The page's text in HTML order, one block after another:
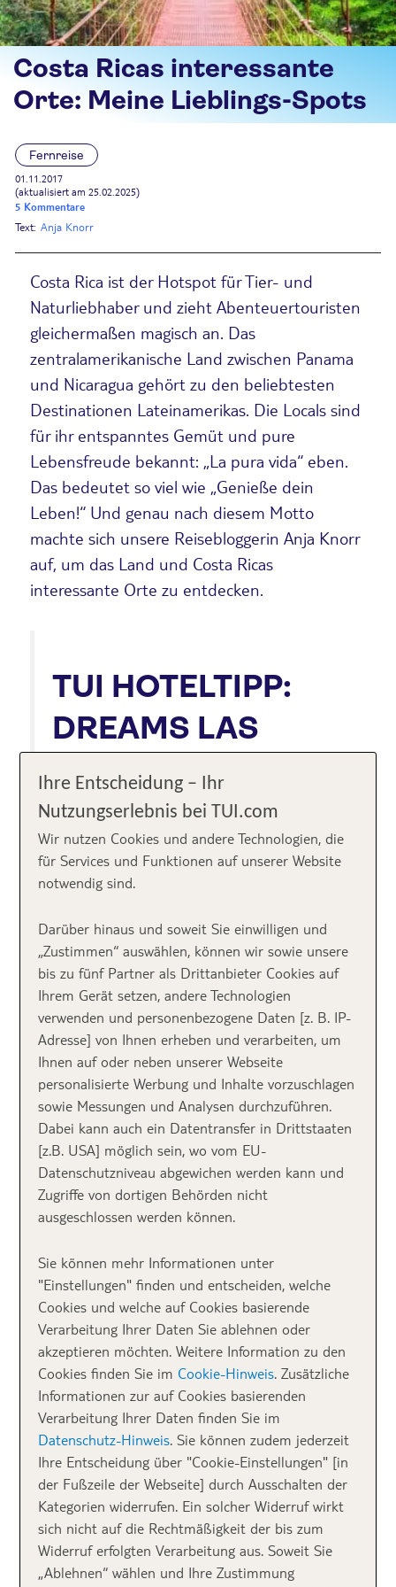
Costa Ricas interessante
Orte: Meine Lieblings-Spots
Fernreise
01.11.2017
(aktualisiert am 25.02.2025)
5 Kommentare
Text: Anja Knorr
Costa Rica ist der Hotspot für Tier- und
Naturliebhaber und zieht Abenteuertouristen
gleichermaßen magisch an. Das
zentralamerikanische Land zwischen Panama
und Nicaragua gehört zu den beliebtesten
Destinationen Lateinamerikas. Die Locals sind
für ihr entspanntes Gemüt und pure
Lebensfreude bekannt: „La pura vida“ eben.
Das bedeutet so viel wie „Genieße dein
Leben!“ Und genau nach diesem Motto
machte sich unsere Reisebloggerin Anja Knorr
auf, um das Land und Costa Ricas
interessante Orte zu entdecken.
TUI HOTELTIPP:
DREAMS LAS
MAREAS COSTA
RICA
86% Weiterempfehlung, direkte Lage am
Sandstrand, inmitten von Natur gelegen, 4
Pools und 5 Restaurants: Das ist das 5-Sterne
Dreams Las Mareas in Costa Rica, La Cruz, das
sich bestens für eine Rundreise durch das Land
anbietet. Luxus pur: Einige Zimmer haben eine
Badewanne auf dem Balkon, andere bieten
einen direkten Zugang zum Pool.
►Mehr Infos zum Hotel
Costa Ricagilt als Schweiz Mittelamerikas und blieb
in der Vergangenheit von den sozialen Unruhen,
Bürgerkriegen und Diktaturen seiner Nachbarländer
verschont. Seit Jahrzehnten macht das Land
eigentlich nur Schlagzeilen als sicheres und stabiles
Reiseland, das voll und ganz auf den Ökotourismus
setzt. So steht ein Drittel der Landesfläche unter
Naturschutz und mehr als fünfzig Prozent Costa
Ricas sind bewaldet. Das sind ganz schon
beeindruckende Zahlen für ein so kleines Land.
Bei meiner Reise nach Costa Rica nahm ich genau
diesen Fokus auf den Naturschutz zum Anlass, um im
Tortuguero Nationalpark als Freiwillige in einem
Schildkrötencamp zu arbeiten.
Ihre Entscheidung – Ihr
Nutzungserlebnis bei TUI.com
Wir nutzen Cookies und andere Technologien, die
für Services und Funktionen auf unserer Website
notwendig sind.
Darüber hinaus und soweit Sie einwilligen und
„Zustimmen“ auswählen, können wir sowie unsere
bis zu fünf Partner als Drittanbieter Cookies auf
Ihrem Gerät setzen, andere Technologien
verwenden und personenbezogene Daten [z. B. IP-
Adresse] von Ihnen erheben und verarbeiten, um
Ihnen auf oder neben unserer Webseite
personalisierte Werbung und Inhalte vorzuschlagen
sowie Messungen und Analysen durchzuführen.
Dabei kann auch ein Datentransfer in Drittstaaten
[z.B. USA] möglich sein, wo vom EU-
Datenschutzniveau abgewichen werden kann und
Zugriffe von dortigen Behörden nicht
ausgeschlossen werden können.
Sie können mehr Informationen unter
"Einstellungen" finden und entscheiden, welche
Cookies und welche auf Cookies basierende
Verarbeitung Ihrer Daten Sie ablehnen oder
akzeptieren möchten. Weitere Information zu den
Cookies finden Sie im Cookie-Hinweis. Zusätzliche
Informationen zur auf Cookies basierenden
Verarbeitung Ihrer Daten finden Sie im
Datenschutz-Hinweis. Sie können zudem jederzeit
Ihre Entscheidung über "Cookie-Einstellungen" [in
der Fußzeile der Webseite] durch Ausschalten der
Kategorien widerrufen. Ein solcher Widerruf wirkt
sich nicht auf die Rechtmäßigkeit der bis zum
Widerruf erfolgten Verarbeitung aus. Soweit Sie
„Ablehnen“ wählen und Ihre Zustimmung